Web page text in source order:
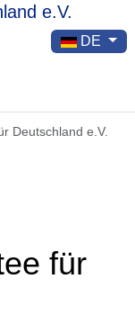
e.V.
Sprache
DE
Deutschland e.V.
für